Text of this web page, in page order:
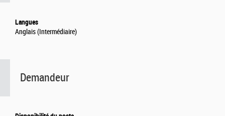
Langues
Anglais (Intermédiaire)
Demandeur